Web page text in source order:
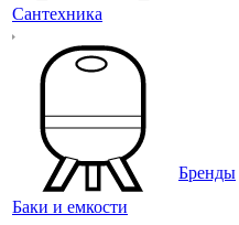
Сантехника
Баки и емкости
Бренды